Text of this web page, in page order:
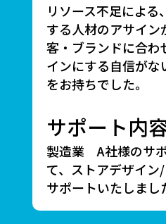
リソース不足による
する人材のアサイン
客・ブランドに合わ
インにする自信が
をお持ちでした。
サポート内
製造業 A社様のサ
て、ストアデザイン
サポートいたしまし